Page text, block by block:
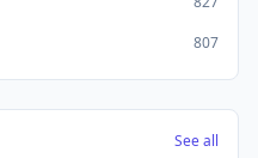
807
See all